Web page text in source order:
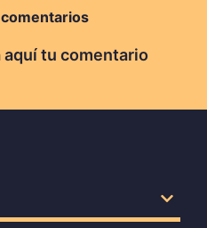
aquí tu comentario